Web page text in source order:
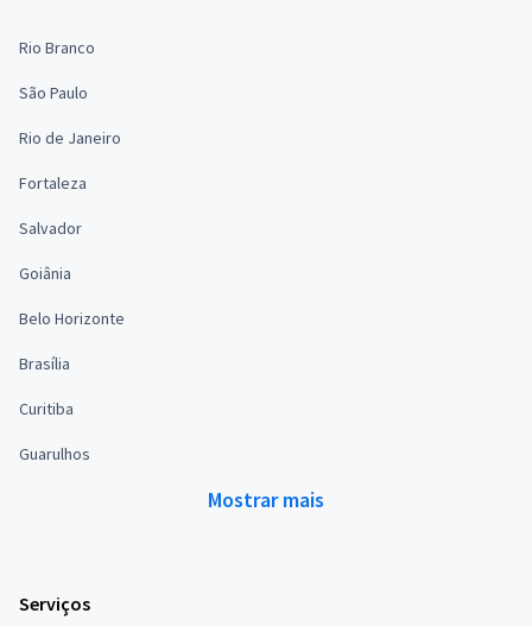
Rio Branco
São Paulo
Rio de Janeiro
Fortaleza
Salvador
Goiânia
Belo Horizonte
Brasília
Curitiba
Guarulhos
Mostrar mais
Serviços